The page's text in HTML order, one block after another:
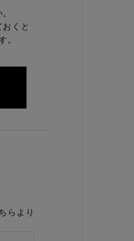
くと
。
らより